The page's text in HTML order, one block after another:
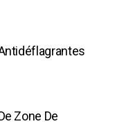
Zone De